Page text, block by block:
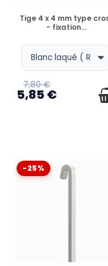
EN STOCK
Tige 4 x 4 mm type
- fixation...
7,80 €
5,85 €
-25%